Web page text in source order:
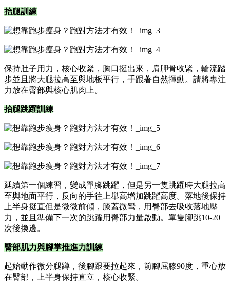
抬腿訓練
保持肚子用力，核心收緊，胸口挺出來，肩胛骨收緊，輪流踏
步並且將大腿拉高至與地板平行，手跟著自然揮動。請將專注
力放在臀部與核心肌肉上。
抬腿跳躍訓練
延續第一個練習，變成單腳跳躍，但是另一隻跳躍時大腿拉高
至與地面平行，反向的手往上舉高增加跳躍高度。落地後保持
上半身挺直但是微微前傾，膝蓋微彎，用臀部去吸收落地壓
力，並且準備下一次的跳躍用臀部力量啟動。單隻腳跳10-20
次後換邊。
臀部肌力與腳掌推進力訓練
起始動作微分腿蹲，後腳跟要拉起來，前腳屈膝90度，重心放
在臀部，上半身保持直立，核心收緊。